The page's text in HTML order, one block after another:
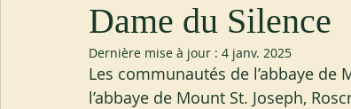
Dame du Silence
Dernière mise à jour : 4 janv. 2025
Les communautés de l’abbaye
l’abbaye de Mount St. Joseph,